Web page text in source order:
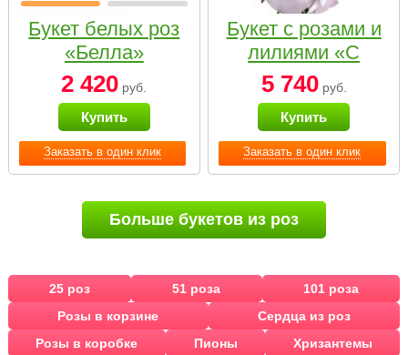
Заказать в один клик
Букет белых роз
«Белла»
2 420 руб.
Купить
Заказать в один клик
Букет с розами и
лилиями «С
наилучшими
пожеланиями»
5 740руб.
Купить
Больше букетов из роз
25 роз 51 роза
101 роза
Розы в корзине
Сердца из роз
Розы в коробке
Пионы
Хризантемы